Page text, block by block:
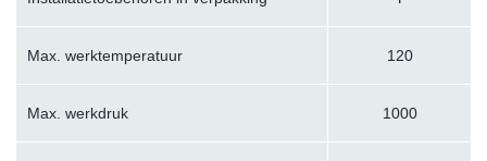
Max. werktemperatuur 120
Max. werkdruk 1000